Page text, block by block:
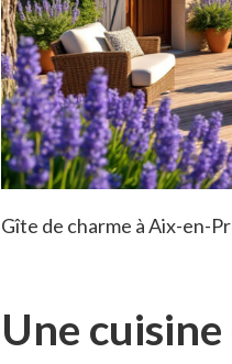
Gîte de charme à Aix-en-
Une